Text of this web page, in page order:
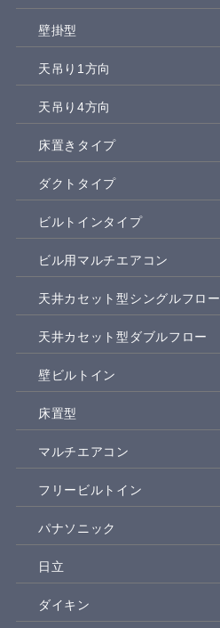
壁掛型
天吊り1方向
天吊り4方向
床置きタイプ
ダクトタイプ
ビルトインタイプ
ビル用マルチエアコン
天井カセット型シングルフロー
天井カセット型ダブルフロー
壁ビルトイン
床置型
マルチエアコン
フリービルトイン
パナソニック
日立
ダイキン